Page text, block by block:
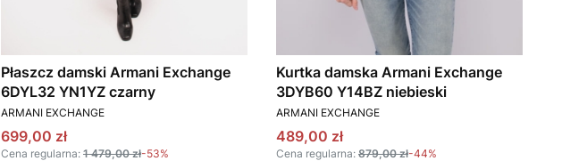
Płaszcz damski Armani Exchange
6DYL32 YN1YZ czarny
PRODUCENT
ARMANI EXCHANGE
Cena promocyjna
699,00 zł
Cena regularna: 1 479,00 zł-53%
Kurtka damska Armani Exchange
3DYB60 Y14BZ niebieski
PRODUCENT
ARMANI EXCHANGE
Cena promocyjna
489,00 zł
Cena regularna: 879,00 zł-44%